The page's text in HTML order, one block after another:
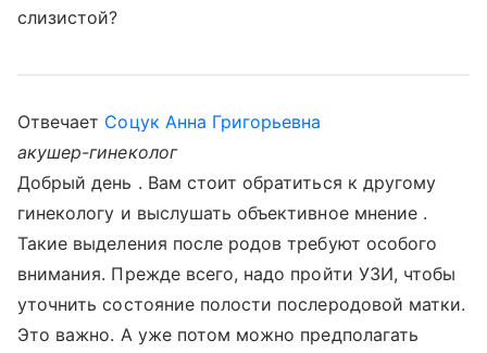
слизистой?
Отвечает Соцук Анна Григорьевна
акушер-гинеколог
Добрый день . Вам стоит обратиться к другому
гинекологу и выслушать объективное мнение .
Такие выделения после родов требуют особого
внимания. Прежде всего, надо пройти УЗИ, чтобы
уточнить состояние полости послеродовой матки.
Это важно. А уже потом можно предполагать